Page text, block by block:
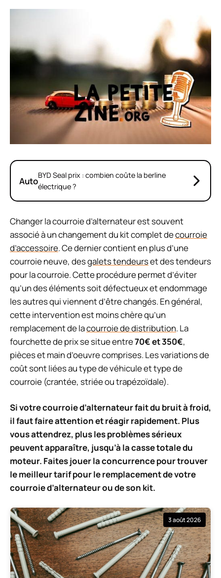
AutoBYD Seal prix : combien coûte la berline
électrique ?
Changer la courroie d’alternateur est souvent
associé à un changement du kit complet decourroie
d’accessoire. Ce dernier contient en plus d’une
courroie neuve, desgalets tendeurset des tendeurs
pour la courroie. Cette procédure permet d’éviter
qu’un des éléments soit défectueux et endommage
les autres qui viennent d’être changés. En général,
cette intervention est moins chère qu’un
remplacement de lacourroie de distribution. La
fourchette de prix se situe entre70€ et 350€,
pièces et main d’oeuvre comprises. Les variations de
coût sont liées au type de véhicule et type de
courroie (crantée, striée ou trapézoïdale).
Si votre courroie d’alternateur fait du bruit à froid,
il faut faire attention et réagir rapidement. Plus
vous attendrez, plus les problèmes sérieux
peuvent apparaître, jusqu’à la casse totale du
moteur. Faites jouer la concurrence pour trouver
le meilleur tarif pour le remplacement de votre
courroie d’alternateur ou de son kit.
3 août 2026